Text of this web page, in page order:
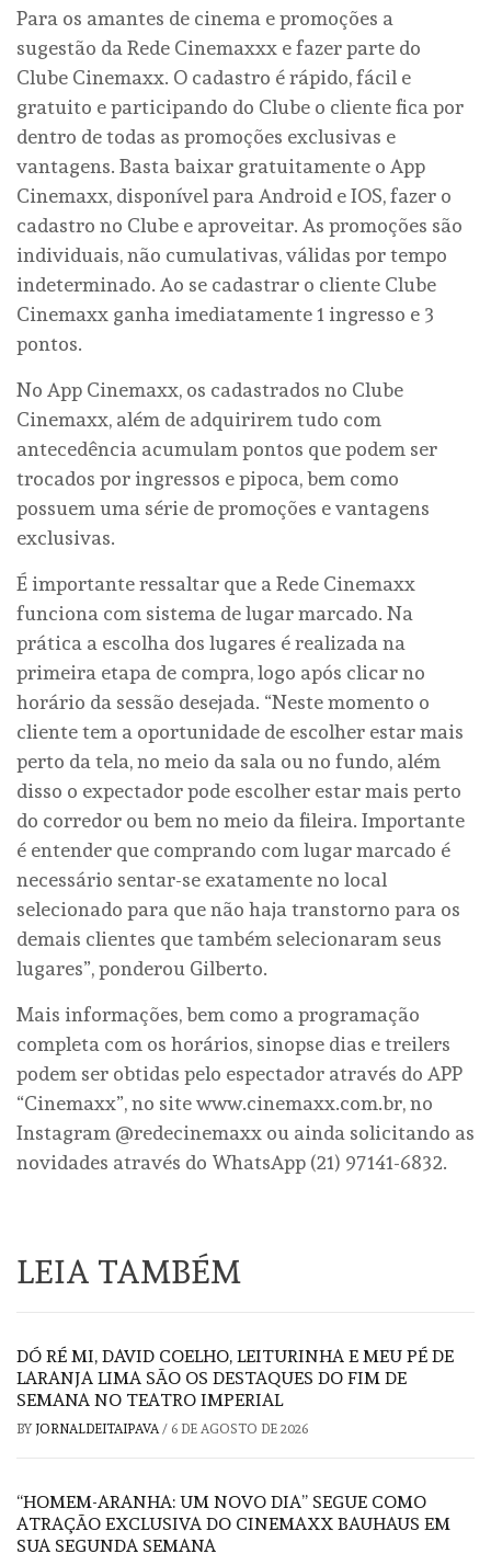
Para os amantes de cinema e promoções a
sugestão da Rede Cinemaxxx e fazer parte do
Clube Cinemaxx. O cadastro é rápido, fácil e
gratuito e participando do Clube o cliente fica por
dentro de todas as promoções exclusivas e
vantagens. Basta baixar gratuitamente o App
Cinemaxx, disponível para Android e IOS, fazer o
cadastro no Clube e aproveitar. As promoções são
individuais, não cumulativas, válidas por tempo
indeterminado. Ao se cadastrar o cliente Clube
Cinemaxx ganha imediatamente 1 ingresso e 3
pontos.
No App Cinemaxx, os cadastrados no Clube
Cinemaxx, além de adquirirem tudo com
antecedência acumulam pontos que podem ser
trocados por ingressos e pipoca, bem como
possuem uma série de promoções e vantagens
exclusivas.
É importante ressaltar que a Rede Cinemaxx
funciona com sistema de lugar marcado. Na
prática a escolha dos lugares é realizada na
primeira etapa de compra, logo após clicar no
horário da sessão desejada. “Neste momento o
cliente tem a oportunidade de escolher estar mais
perto da tela, no meio da sala ou no fundo, além
disso o expectador pode escolher estar mais perto
do corredor ou bem no meio da fileira. Importante
é entender que comprando com lugar marcado é
necessário sentar-se exatamente no local
selecionado para que não haja transtorno para os
demais clientes que também selecionaram seus
lugares”, ponderou Gilberto.
Mais informações, bem como a programação
completa com os horários, sinopse dias e treilers
podem ser obtidas pelo espectador através do APP
“Cinemaxx”, no site www.cinemaxx.com.br, no
Instagram @redecinemaxx ou ainda solicitando as
novidades através do WhatsApp (21) 97141-6832.
LEIA TAMBÉM
DÓ RÉ MI, DAVID COELHO, LEITURINHA E MEU PÉ DE
LARANJA LIMA SÃO OS DESTAQUES DO FIM DE
SEMANA NO TEATRO IMPERIAL
BY JORNALDEITAIPAVA / 6 DE AGOSTO DE 2026
“HOMEM-ARANHA: UM NOVO DIA” SEGUE COMO
ATRAÇÃO EXCLUSIVA DO CINEMAXX BAUHAUS EM
SUA SEGUNDA SEMANA